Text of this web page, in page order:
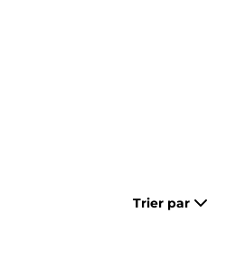
Trier par